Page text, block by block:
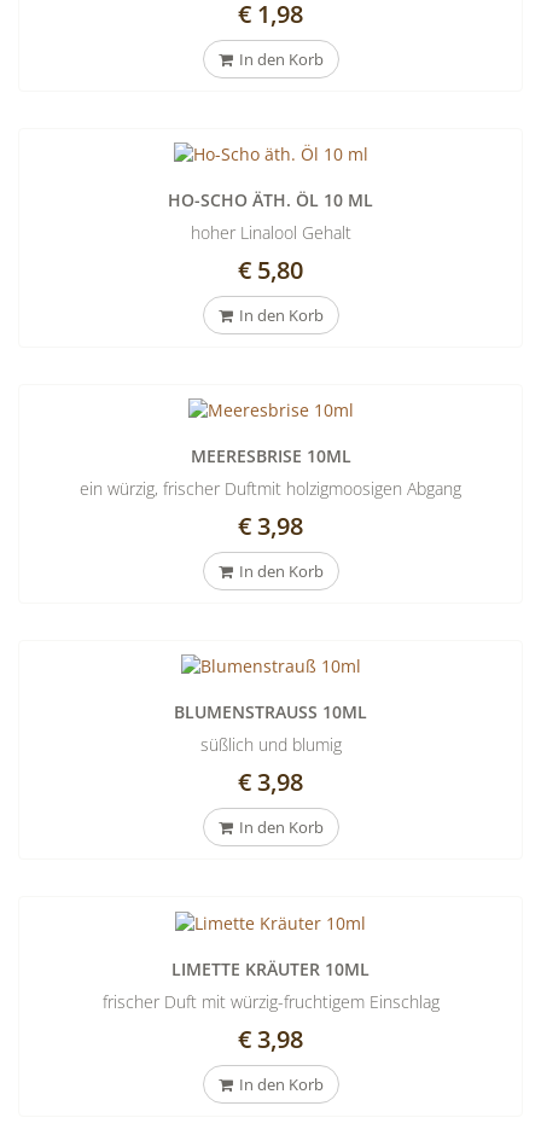
€ 1,98
In den Korb
HO-SCHO ÄTH. ÖL 10 ML
hoher Linalool Gehalt
€ 5,80
In den Korb
MEERESBRISE 10ML
ein würzig, frischer Duftmit holzigmoosigen Abgang
€ 3,98
In den Korb
BLUMENSTRAUSS 10ML
süßlich und blumig
€ 3,98
In den Korb
LIMETTE KRÄUTER 10ML
frischer Duft mit würzig-fruchtigem Einschlag
€ 3,98
In den Korb